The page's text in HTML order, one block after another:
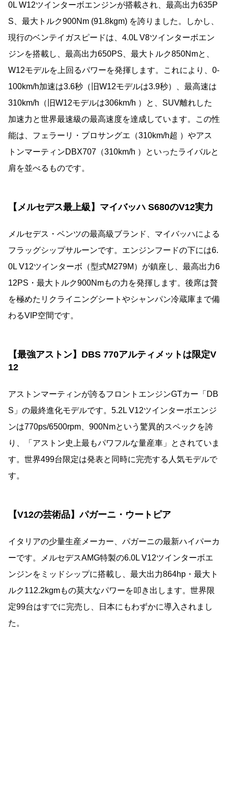
0L W12ツインターボエンジンが搭載され、最高出力635P
S、最大トルク900Nm (91.8kgm) を誇りました。しかし、
現行のベンテイガスピードは、4.0L V8ツインターボエン
ジンを搭載し、最高出力650PS、最大トルク850Nmと、
W12モデルを上回るパワーを発揮します。これにより、0-
100km/h加速は3.6秒（旧W12モデルは3.9秒）、最高速は
310km/h（旧W12モデルは306km/h ）と、SUV離れした
加速力と世界最速級の最高速度を達成しています。この性
能は、フェラーリ・プロサングエ（310km/h超 ）やアス
トンマーティンDBX707（310km/h ）といったライバルと
肩を並べるものです。
【メルセデス最上級】マイバッハ S680のV12実力
メルセデス・ベンツの最高級ブランド、マイバッハによる
フラッグシップサルーンです。エンジンフードの下には6.
0L V12ツインターボ（型式M279M）が鎮座し、最高出力6
12PS・最大トルク900Nmもの力を発揮します。後席は贅
を極めたリクライニングシートやシャンパン冷蔵庫まで備
わるVIP空間です。
【最強アストン】DBS 770アルティメットは限定V
12
アストンマーティンが誇るフロントエンジンGTカー「DB
S」の最終進化モデルです。5.2L V12ツインターボエンジ
ンは770ps/6500rpm、900Nmという驚異的スペックを誇
り、「アストン史上最もパワフルな量産車」とされていま
す。世界499台限定は発表と同時に完売する人気モデルで
す。
【V12の芸術品】パガーニ・ウートピア
イタリアの少量生産メーカー、パガーニの最新ハイパーカ
ーです。メルセデスAMG特製の6.0L V12ツインターボエ
ンジンをミッドシップに搭載し、最大出力864hp・最大ト
ルク112.2kgmもの莫大なパワーを叩き出します。世界限
定99台はすでに完売し、日本にもわずかに導入されまし
た。